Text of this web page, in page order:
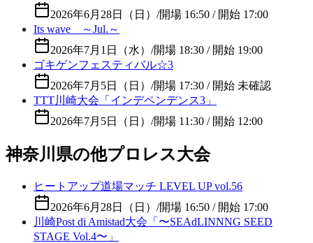
2026年6月28日（日） /開場 16:50 / 開始 17:00
Its wave ～Jul.～
2026年7月1日（水） /開場 18:30 / 開始 19:00
ゴキゲンフェスティバル☆3
2026年7月5日（日） /開場 17:30 / 開始 未確認
TTT川崎大会「インデペンデンス3」
2026年7月5日（日） /開場 11:30 / 開始 12:00
神奈川県の他プロレス大会
ヒートアップ道場マッチ LEVEL UP vol.56
2026年6月28日（日） /開場 16:50 / 開始 17:00
川崎Post di Amistad大会「〜SEAdLINNNG SEED
STAGE Vol.4〜」